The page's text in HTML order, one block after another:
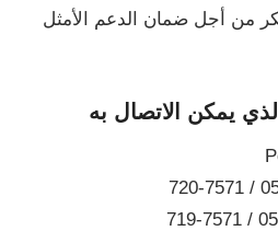
من أجل ضمان الدعم الأمثل
يمكن الاتصال به